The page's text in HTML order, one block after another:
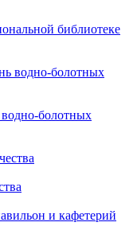
библиотеке
болотных